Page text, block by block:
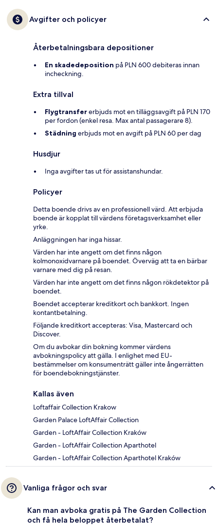
Avgifter och policyer
Återbetalningsbara depositioner
En skadedeposition på PLN 600 debiteras innan
incheckning.
Extra tillval
Flygtransfererbjuds mot en tilläggsavgift på PLN 170
per fordon (enkel resa. Max antal passagerare 8).
Städning erbjuds mot en avgift på PLN 60 per dag
Husdjur
Inga avgifter tas ut för assistanshundar.
Policyer
Detta boende drivs av en professionell värd. Att erbjuda
boende är kopplat till värdens företagsverksamhet eller
yrke.
Anläggningen har inga hissar.
Värden har inte angett om det finns någon
kolmonoxidvarnare på boendet. Överväg att ta en bärbar
varnare med dig på resan.
Värden har inte angett om det finns någon rökdetektor på
boendet.
Boendet accepterar kreditkort och bankkort. Ingen
kontantbetalning.
Följande kreditkort accepteras: Visa, Mastercard och
Discover.
Om du avbokar din bokning kommer värdens
avbokningspolicy att gälla. I enlighet med EU-
bestämmelser om konsumenträtt gäller inte ångerrätten
för boendebokningstjänster.
Kallas även
Loftaffair Collection Krakow
Garden Palace LoftAffair Collection
Garden - LoftAffair Collection Kraków
Garden - LoftAffair Collection Aparthotel
Garden - LoftAffair Collection Aparthotel Kraków
Vanliga frågor och svar
Kan man avboka gratis på The Garden Collection
och få hela beloppet återbetalat?